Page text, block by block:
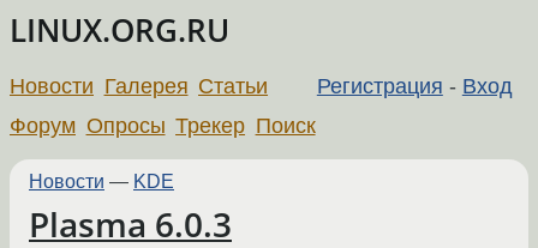
LINUX.ORG.RU
Регистрация - Вход
Новости Галерея Статьи
Форум Опросы Трекер Поиск
Новости — KDE
Plasma 6.0.3